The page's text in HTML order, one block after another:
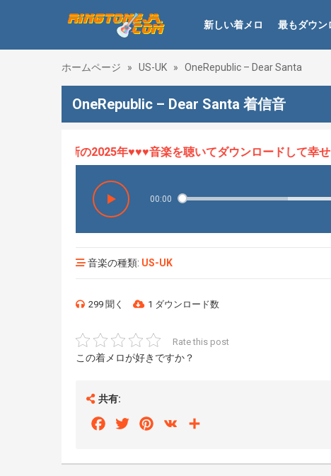
新しい着メロ 最もダウン
ホームページ » US-UK » OneRepublic – Dear Santa
OneRepublic – Dear Santa 着信音
、最新の2025年♥♥♥音楽を聴いてダウンロードして幸せに
00:00
音楽の種類: US-UK
299 聞く 1 ダウンロード数
Rate this post
この着メロが好きですか？
共有:
FacebookTwitterPinterest
VK